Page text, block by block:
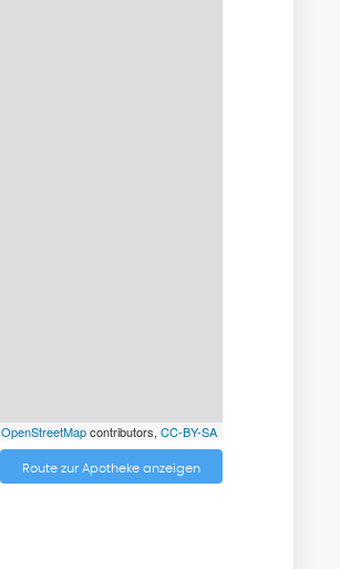
OpenStreetMapcontributors, CC-BY-SA
Route zur Apotheke anzeigen